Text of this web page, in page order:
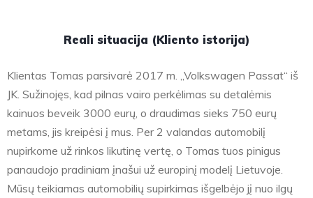
Reali situacija (Kliento istorija)
Klientas Tomas parsivarė 2017 m. „Volkswagen Passat“ iš
JK. Sužinojęs, kad pilnas vairo perkėlimas su detalėmis
kainuos beveik 3000 eurų, o draudimas sieks 750 eurų
metams, jis kreipėsi į mus. Per 2 valandas automobilį
nupirkome už rinkos likutinę vertę, o Tomas tuos pinigus
panaudojo pradiniam įnašui už europinį modelį Lietuvoje.
Mūsų teikiamas automobilių supirkimas išgelbėjo jį nuo ilgų